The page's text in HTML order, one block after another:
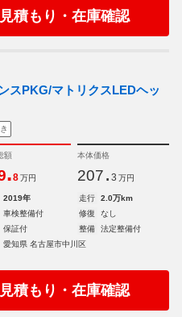
見積もり・在庫確認
スPKG/マトリクスLEDヘッ
額
.8 万円
本体価格
207. 3 万円
2019年 走行
2.0万km
車検整備付 修復
なし
保証付 整備
法定整備付
愛知県 名古屋市中川区
見積もり・在庫確認